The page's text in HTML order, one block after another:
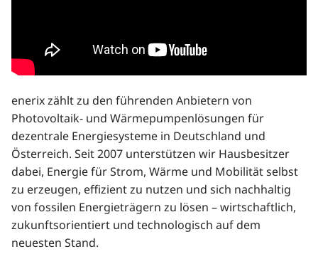
enerix zählt zu den führenden Anbietern von
Photovoltaik- und Wärmepumpenlösungen für
dezentrale Energiesysteme in Deutschland und
Österreich. Seit 2007 unterstützen wir Hausbesitzer
dabei, Energie für Strom, Wärme und Mobilität selbst
zu erzeugen, effizient zu nutzen und sich nachhaltig
von fossilen Energieträgern zu lösen – wirtschaftlich,
zukunftsorientiert und technologisch auf dem
neuesten Stand.